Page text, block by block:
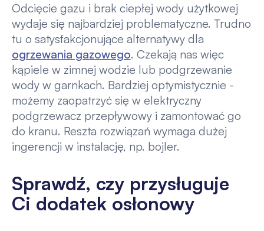
Odcięcie gazu i brak ciepłej wody użytkowej
wydaje się najbardziej problematyczne. Trudno
tu o satysfakcjonujące alternatywy dla
ogrzewania gazowego. Czekają nas więc
kąpiele w zimnej wodzie lub podgrzewanie
wody w garnkach. Bardziej optymistycznie -
możemy zaopatrzyć się w elektryczny
podgrzewacz przepływowy i zamontować go
do kranu. Reszta rozwiązań wymaga dużej
ingerencji w instalację, np. bojler.
Sprawdź, czy przysługuje
Ci dodatek osłonowy